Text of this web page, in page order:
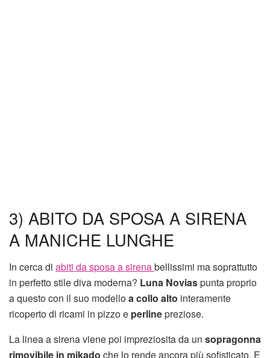
3) ABITO DA SPOSA A SIRENA
A MANICHE LUNGHE
In cerca di abiti da sposa a sirenabellissimi ma soprattutto
in perfetto stile diva moderna? Luna Noviaspunta proprio
a questo con il suo modelloa collo alto interamente
ricoperto di ricami in pizzo e perlinepreziose.
La linea a sirena viene poi impreziosita da un sopragonna
rimovibile in mikado che lo rende ancora più sofisticato. E